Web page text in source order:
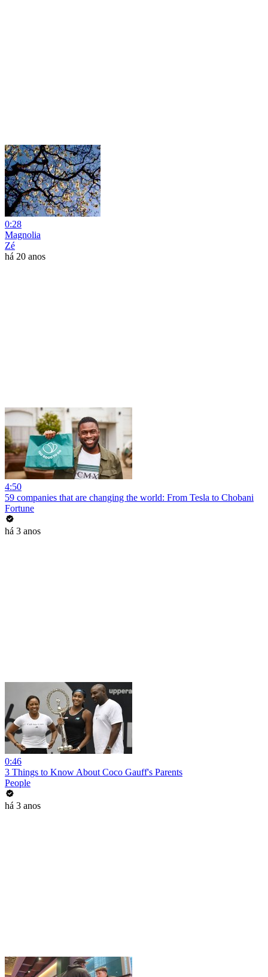
0:28
Magnolia
Zé
há 20 anos
4:50
59 companies that are changing the world: From Tesla to Chobani
Fortune
há 3 anos
0:46
3 Things to Know About Coco Gauff's Parents
People
há 3 anos